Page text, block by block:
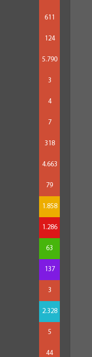
611
124
5.790
3
4
7
318
4.663
79
1.858
1.286
63
137
3
2.328
5
44